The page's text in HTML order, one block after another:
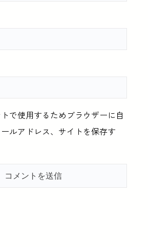
で使用するためブラウザーに自
ルアドレス、サイトを保存す